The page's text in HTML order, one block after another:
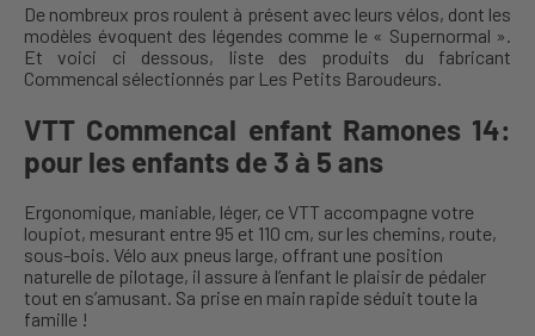
De nombreux pros roulent à présent avec leurs vélos, dont les
modèles évoquent des légendes comme le « Supernormal ».
Et voici ci dessous, liste des produits du fabricant
Commencal sélectionnés par Les Petits Baroudeurs.
VTT Commencal enfant Ramones 14:
pour les enfants de 3 à 5 ans
Ergonomique, maniable, léger, ce VTT accompagne votre
loupiot, mesurant entre 95 et 110 cm, sur les chemins, route,
sous-bois. Vélo aux pneus large, offrant une position
naturelle de pilotage, il assure à l’enfant le plaisir de pédaler
tout en s’amusant. Sa prise en main rapide séduit toute la
famille !